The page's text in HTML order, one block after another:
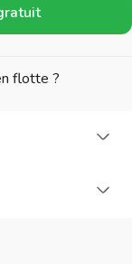
flotte ?